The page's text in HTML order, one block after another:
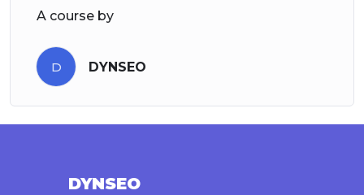
A course by
D DYNSEO
DYNSEO